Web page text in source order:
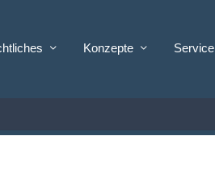
Konzepte Service